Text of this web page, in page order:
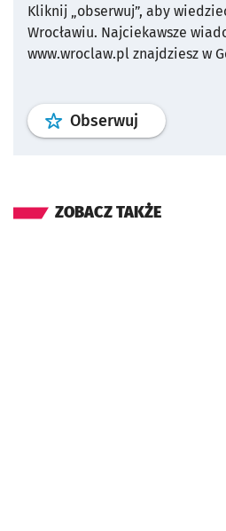
Kliknij „obserwuj”, aby
Wrocławiu. Najciekawsze
www.wroclaw.pl znajdziesz w
Obserwuj profil
ZOBACZ TAKŻE